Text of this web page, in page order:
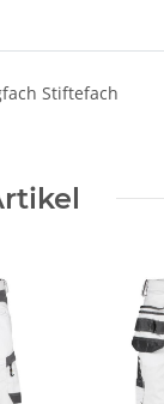
Stiftefach